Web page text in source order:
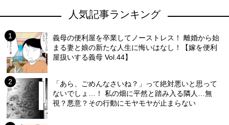
人気記事ランキング
義母の便利屋を卒業してノーストレス！ 離婚から始
まる妻と娘の新たな人生に悔いはなし！【嫁を便利
屋扱いする義母 Vol.44】
「あら、ごめんなさいね？」って絶対悪いと思って
ないでしょ…！ 私の畑に平然と踏み入る隣人…無
視？悪意？その行動にモヤモヤが止まらない